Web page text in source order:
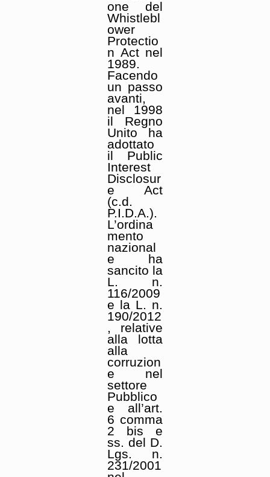
one del
Whistlebl
ower
Protectio
n Act nel
1989.
Facendo
un passo
avanti,
nel 1998
il Regno
Unito ha
adottato
il Public
Interest
Disclosur
e Act
(c.d.
P.I.D.A.).
L’ordina
mento
nazional
e ha
sancito la
L. n.
116/2009
e la L. n.
190/2012
, relative
alla lotta
alla
corruzion
e nel
settore
Pubblico
e all’art.
6 comma
2 bis e
ss. del D.
Lgs. n.
231/2001